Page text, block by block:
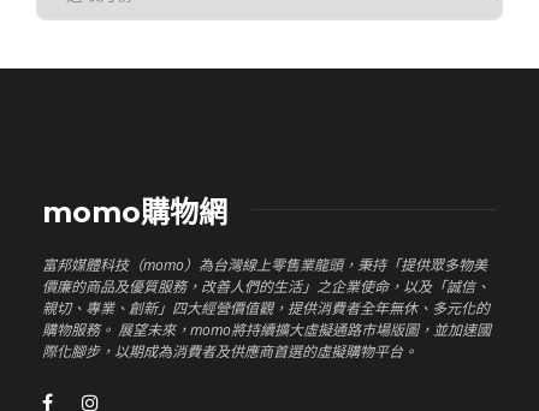
momo購物網
富邦媒體科技（momo）為台灣線上零售業龍頭，秉持「提供眾多物美
價廉的商品及優質服務，改善人們的生活」之企業使命，以及「誠信、
親切、專業、創新」四大經營價值觀，提供消費者全年無休、多元化的
購物服務。 展望未來，momo將持續擴大虛擬通路市場版圖，並加速國
際化腳步，以期成為消費者及供應商首選的虛擬購物平台。